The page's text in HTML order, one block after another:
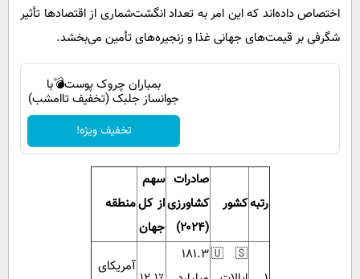
اختصاص داده‌اند که این امر به تعداد انگشت‌شماری از اقتصادها تأثیر
شگرفی بر قیمت‌های جهانی غذا و زنجیره‌های تأمین می‌بخشد.
بمباران چروک پوست💣با
جوانساز جلبک (تخفیف تاامشب)
تخفیف ویژه!
رتبهکشور
صادرات
کشاورزی
(۲۰۲۴)
سهم
از کل
جهان
منطقه
🇺🇸۱۸۱.۳
آمریکای